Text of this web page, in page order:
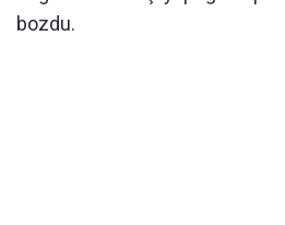
bozdu.